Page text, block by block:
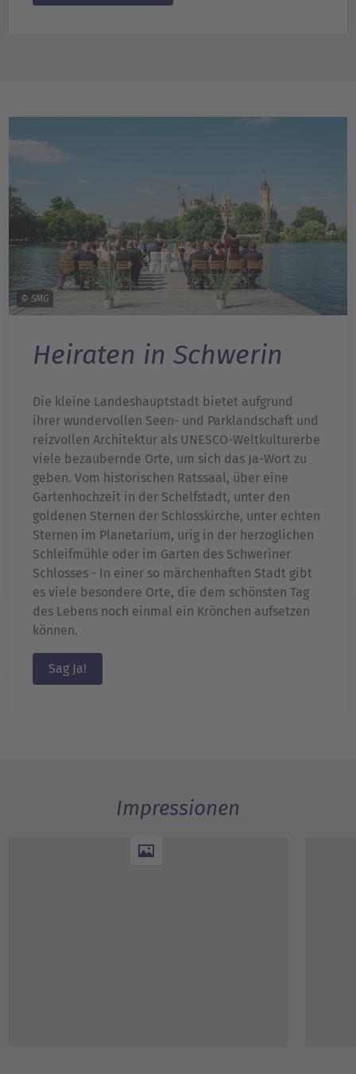
© SMG
Heiraten in Schwerin
Die kleine Landeshauptstadt bietet aufgrund
ihrer wundervollen Seen- und Parklandschaft und
reizvollen Architektur als UNESCO-Weltkulturerbe
viele bezaubernde Orte, um sich das Ja-Wort zu
geben. Vom historischen Ratssaal, über eine
Gartenhochzeit in der Schelfstadt, unter den
goldenen Sternen der Schlosskirche, unter echten
Sternen im Planetarium, urig in der herzoglichen
Schleifmühle oder im Garten des Schweriner
Schlosses - In einer so märchenhaften Stadt gibt
es viele besondere Orte, die dem schönsten Tag
des Lebens noch einmal ein Krönchen aufsetzen
können.
Sag Ja!
Impressionen